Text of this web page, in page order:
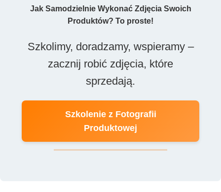
Jak Samodzielnie Wykonać Zdjęcia Swoich
Produktów? To proste!
Szkolimy, doradzamy, wspieramy –
zacznij robić zdjęcia, które
sprzedają.
Szkolenie z Fotografii
Produktowej